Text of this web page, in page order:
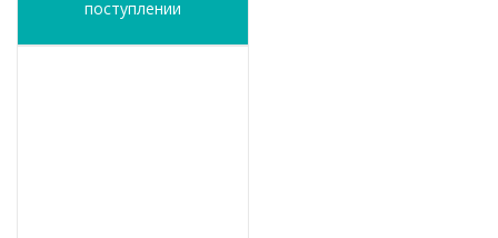
поступлении